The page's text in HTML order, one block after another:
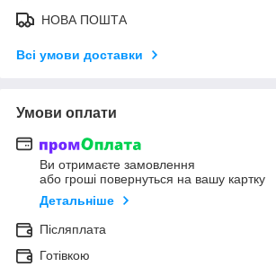
НОВА ПОШТА
Всі умови доставки
Умови оплати
Ви отримаєте замовлення
або гроші повернуться на вашу картку
Детальніше
Післяплата
Готівкою